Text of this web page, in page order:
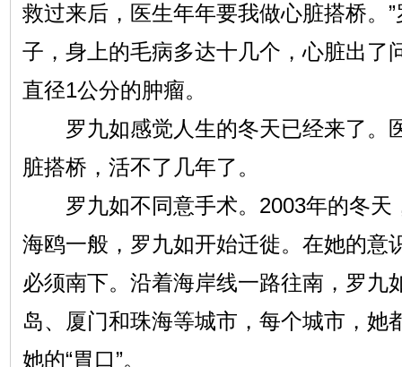
救过来后，医生年年要我做心脏搭桥。
子，身上的毛病多达十几个，心脏出了
直径1公分的肿瘤。
罗九如感觉人生的冬天已经来了。
脏搭桥，活不了几年了。
罗九如不同意手术。2003年的冬天
海鸥一般，罗九如开始迁徙。在她的意
必须南下。沿着海岸线一路往南，罗九
岛、厦门和珠海等城市，每个城市，她
她的“胃口”。